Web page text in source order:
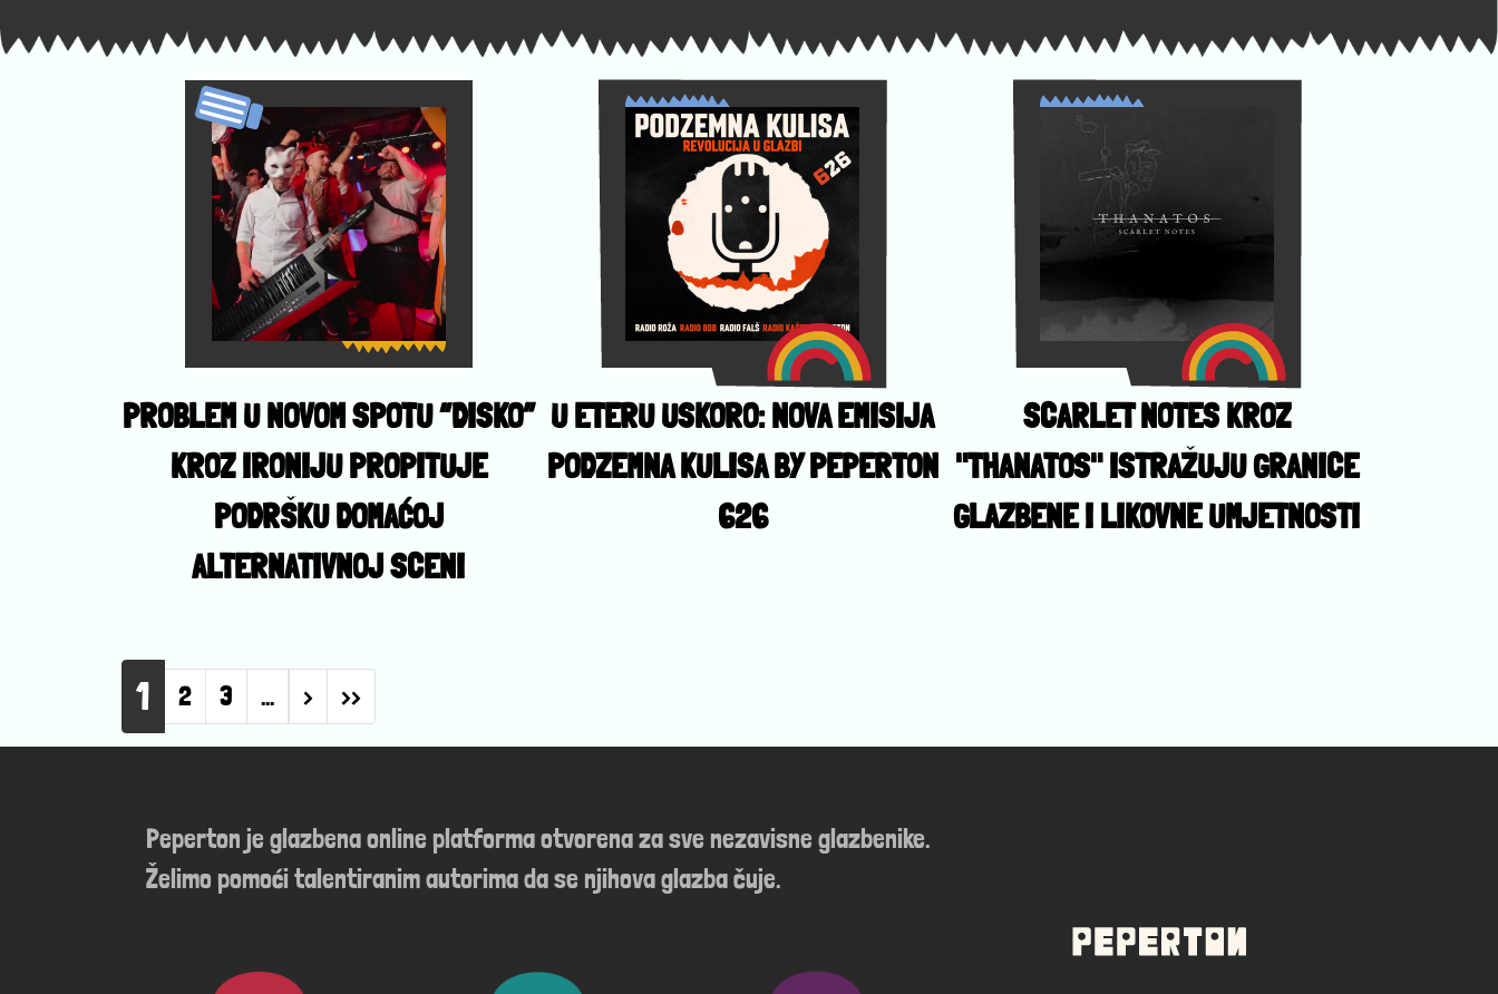
PROBLEM U NOVOM SPOTU “DISKO”
KROZ IRONIJU PROPITUJE
PODRŠKU DOMAĆOJ
ALTERNATIVNOJ SCENI
U ETERU USKORO: NOVA EMISIJA
PODZEMNA KULISA BY PEPERTON
626
SCARLET NOTES KROZ
"THANATOS" ISTRAŽUJU GRANICE
GLAZBENE I LIKOVNE UMJETNOSTI
Pagination
1 2 3 … ›Next page
››Last page
Peperton je glazbena online platforma otvorena za sve nezavisne glazbenike.
Želimo pomoći talentiranim autorima da se njihova glazba čuje.